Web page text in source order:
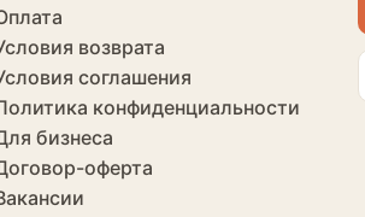
возврата
соглашения
конфиденциальности
бизнеса
оферта